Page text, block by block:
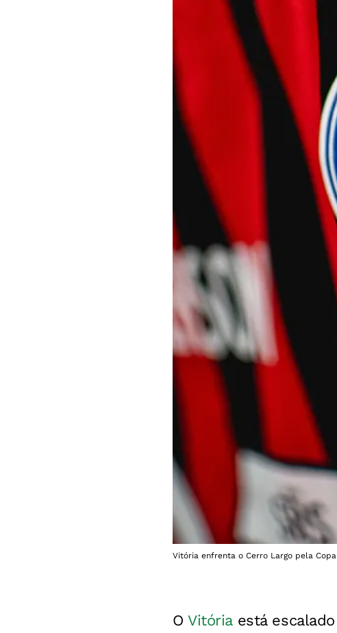
Vitória enfrenta o Cerro Largo pela
OVitóriaestá escalado